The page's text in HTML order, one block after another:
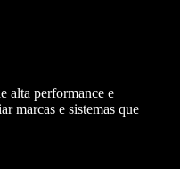
alta performance e
marcas e sistemas que